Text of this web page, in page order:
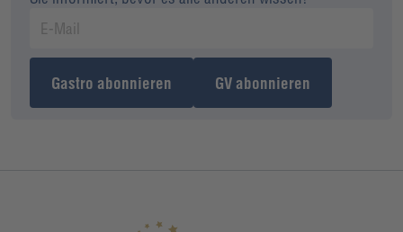
Gastro abonnieren GV abonnieren